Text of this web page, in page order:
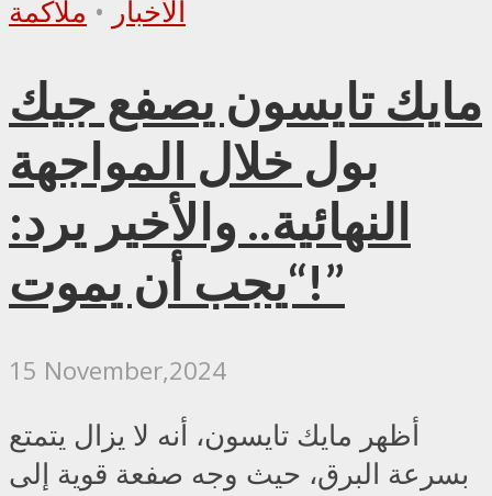
الأخبار • ملاكمة
مايك تايسون يصفع جيك
بول خلال المواجهة
النهائية.. والأخير يرد:
“يجب أن يموت!”
15 November,2024
أظهر مايك تايسون، أنه لا يزال يتمتع
بسرعة البرق، حيث وجه صفعة قوية إلى